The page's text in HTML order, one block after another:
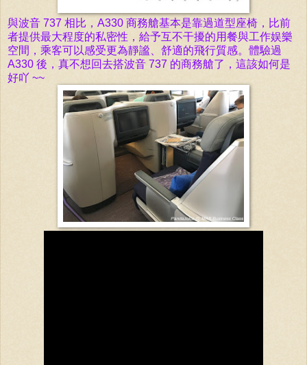
與波音 737 相比，A330 商務艙基本是靠過道型座椅，比前
者提供最大程度的私密性，給予互不干擾的用餐與工作娱樂
空間，乘客可以感受更為靜謐、舒適的飛行質感。體驗過
A330 後，真不想回去搭波音 737 的商務艙了，這該如何是
好吖 ~~